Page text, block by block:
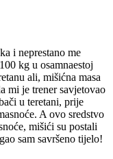
i neprestano me
kg u osamnaestoj
ali, mišićna masa
mi je trener savjetovao
u teretani, prije
A ovo sredstvo
mišići su postali
sam savršeno tijelo!